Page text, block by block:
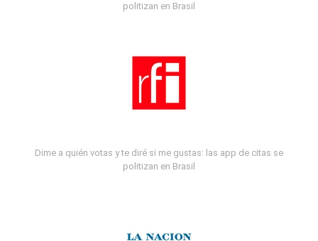
politizan en Brasil
Dime a quién votas y te diré si me gustas: las app de citas se
politizan en Brasil